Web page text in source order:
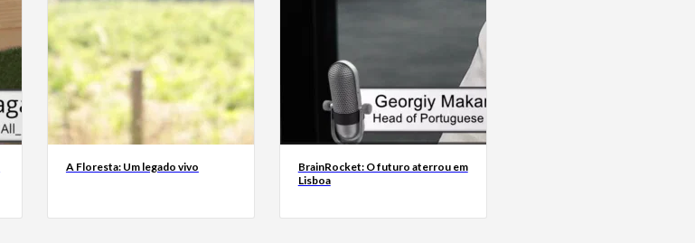
A Floresta: Um legado vivo
BrainRocket: O futuro aterrou em
Lisboa